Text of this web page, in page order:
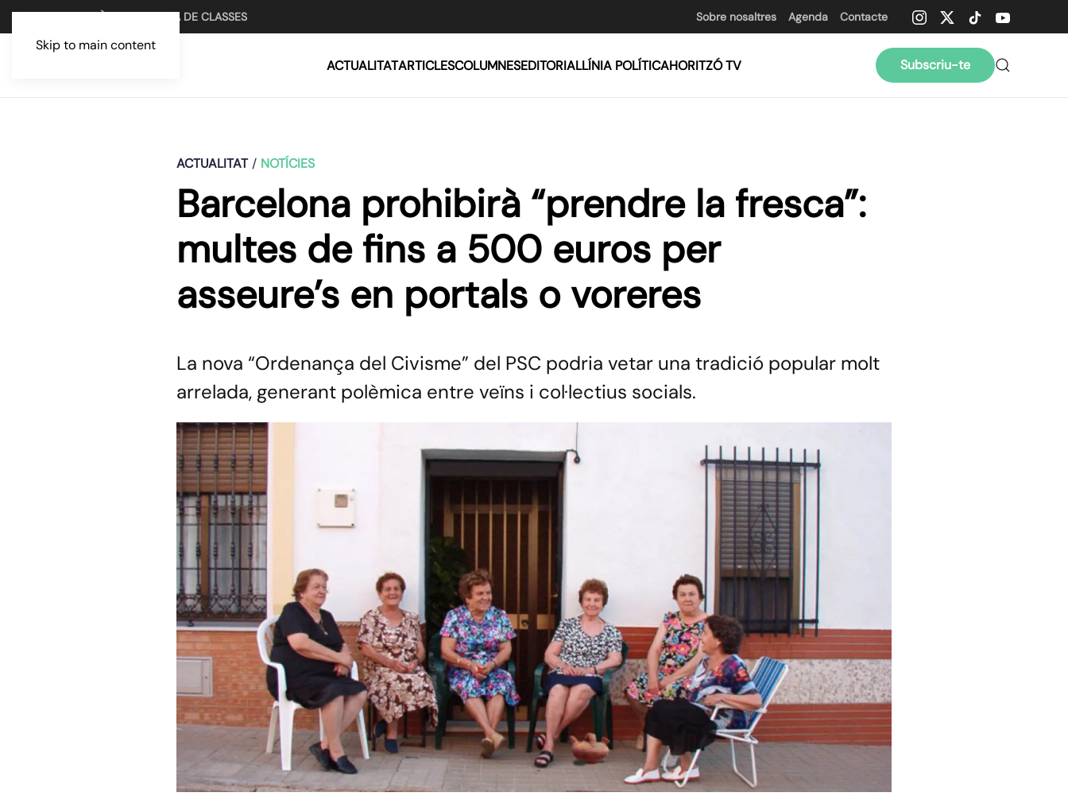
Skip to main content
UN MITJÀ PER LA LLUITA DE CLASSES Sobre nosaltres Agenda Contacte
ACTUALITATARTICLESCOLUMNESEDITORIALLÍNIA POLÍTICAHORITZÓ TV Subscriu-te
ACTUALITAT NOTÍCIES
Barcelona prohibirà “prendre la fresca”:
multes de fins a 500 euros per
asseure’s en portals o voreres
La nova “Ordenança del Civisme” del PSC podria vetar una tradició popular molt
arrelada, generant polèmica entre veïns i col·lectius socials.